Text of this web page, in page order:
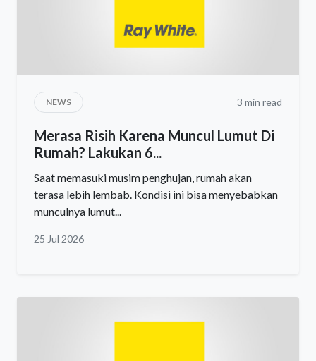
NEWS 3 min read
Merasa Risih Karena Muncul Lumut Di
Rumah? Lakukan 6...
Saat memasuki musim penghujan, rumah akan
terasa lebih lembab. Kondisi ini bisa menyebabkan
munculnya lumut...
25 Jul 2026